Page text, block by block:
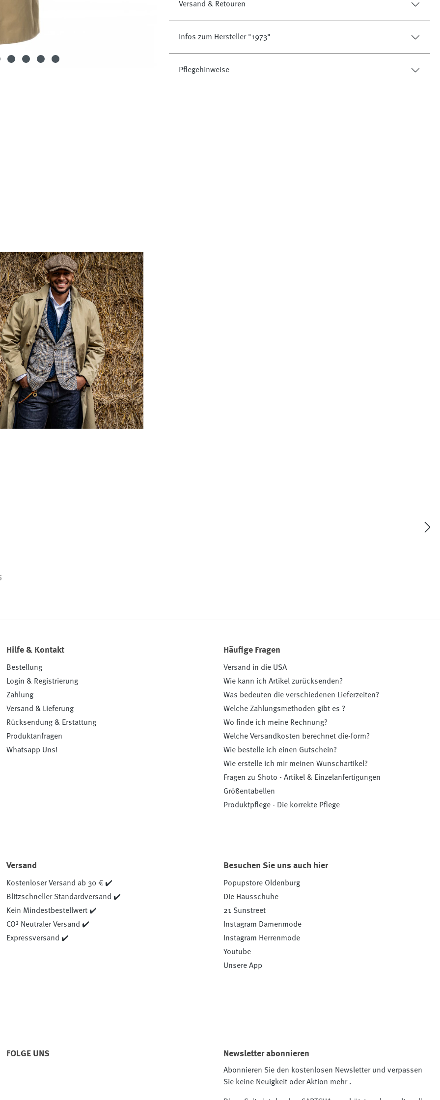
Versand & Retouren
Infos zum Hersteller "1973"
Pflegehinweise
Hilfe & Kontakt
Bestellung
Login & Registrierung
Zahlung
Versand & Lieferung
Rücksendung & Erstattung
Produktanfragen
Whatsapp Uns!
Häufige Fragen
Versand in die USA
Wie kann ich Artikel zurücksenden?
Was bedeuten die verschiedenen Lieferzeiten?
Welche Zahlungsmethoden gibt es ?
Wo finde ich meine Rechnung?
Welche Versandkosten berechnet die-form?
Wie bestelle ich einen Gutschein?
Wie erstelle ich mir meinen Wunschartikel?
Fragen zu Shoto - Artikel & Einzelanfertigungen
Größentabellen
Produktpflege - Die korrekte Pflege
Versand
Kostenloser Versand ab 30 € ✔️
Blitzschneller Standardversand ✔️
Kein Mindestbestellwert ✔️
CO² Neutraler Versand ✔️
Expressversand ✔️
Besuchen Sie uns auch hier
Popupstore Oldenburg
Die Hausschuhe
21 Sunstreet
Instagram Damenmode
Instagram Herrenmode
Youtube
Unsere App
FOLGE UNS Newsletter abonnieren
Abonnieren Sie den kostenlosen Newsletter und verpassen
Sie keine Neuigkeit oder Aktion mehr .